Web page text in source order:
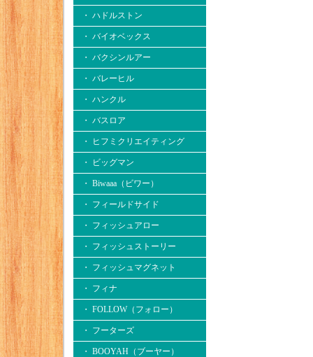
・ ハドルストン
・ バイオベックス
・ バクシンルアー
・ バレーヒル
・ ハンクル
・ バスロア
・ ヒフミクリエイティング
・ ビッグマン
・ Biwaaa（ビワー）
・ フィールドサイド
・ フィッシュアロー
・ フィッシュストーリー
・ フィッシュマグネット
・ フィナ
・ FOLLOW（フォロー）
・ フーターズ
・ BOOYAH（ブーヤー）